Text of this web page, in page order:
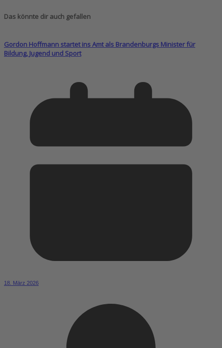
Das könnte dir auch gefallen
Gordon Hoffmann startet ins Amt als Brandenburgs Minister für
Bildung, Jugend und Sport
18. März 2026